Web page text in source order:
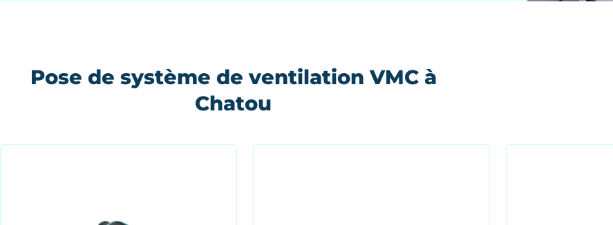
Pose de système de ventilation VMC à
Chatou